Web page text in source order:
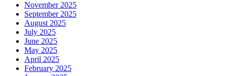
November 2025
September 2025
August 2025
July 2025
June 2025
May 2025
April 2025
February 2025